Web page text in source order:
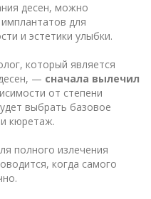
десен, можно
для
и эстетики улыбки.
который является
— сначала вылечил
от степени
выбрать базовое
кюретаж.
полного излечения
когда самого